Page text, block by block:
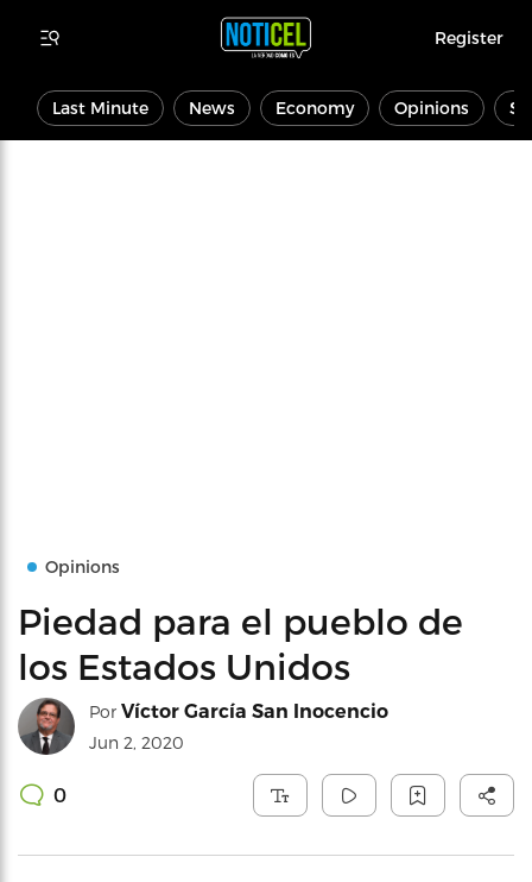
Register
Last Minute News Economy Opinions
Opinions
Piedad para el pueblo de
los Estados Unidos
Por Víctor García San Inocencio
Jun 2, 2020
0